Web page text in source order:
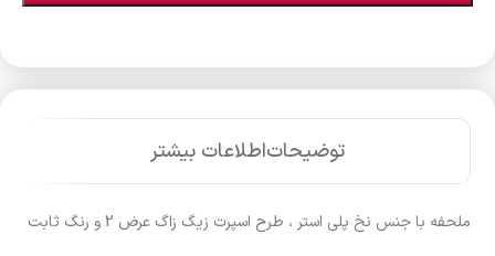
توضیحاتاطلاعات بیشتر
ملحفه با جنس نخ پلی استر ، طرح اسپرت زیگ زاگ عرض 2 و رنگ ثابت